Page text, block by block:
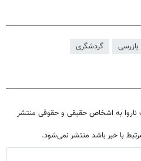
گردشگری
به اشخاص حقیقی و حقوقی منتشر
با خبر باشد منتشر نمی‌شود.